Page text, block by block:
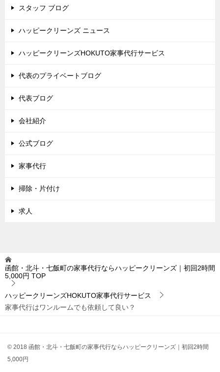
スタッフ ブログ
ハッピークリーンズ ニュース
ハッピークリーンズHOKUTO家事代行サービス
代表のプライベートブログ
代表ブログ
会社紹介
公式ブログ
家事代行
掃除・片付け
求人
函館・北斗・七飯町の家事代行ならハッピークリーンズ｜初回2時間
5,000円 TOP
ハッピークリーンズHOKUTO家事代行サービス
家事代行はワンルームでも依頼して良い？
© 2018 函館・北斗・七飯町の家事代行ならハッピークリーンズ｜初回2時間
5,000円